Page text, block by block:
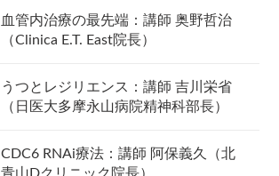
血管内治療の最先端：講師 奥野哲治
（Clinica E.T. East院長）
うつとレジリエンス：講師 吉川栄省
（日医大多摩永山病院精神科部長）
CDC6 RNAi療法：講師 阿保義久（北
青山Dクリニック院長）